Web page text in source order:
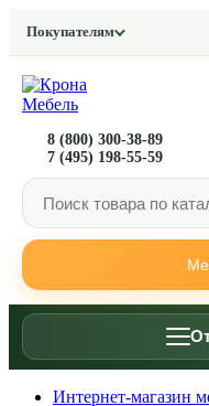
Покупателям
8 (800) 300-38-89
7 (495) 198-55-59
Интернет-магазин